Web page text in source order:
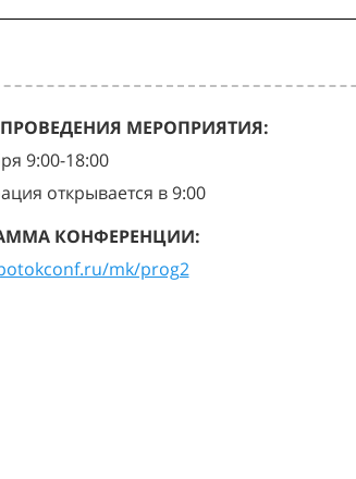
МЕРОПРИЯТИЯ:
9:00-18:00
открывается в 9:00
КОНФЕРЕНЦИИ:
mk/prog2